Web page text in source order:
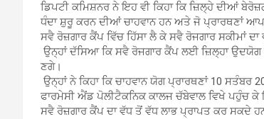
ਡਿਪਟੀ ਕਮਿਸ਼ਨਰ ਨੇ ਇਹ ਵੀ ਕਿਹਾ ਕਿ ਜ਼ਿਲ੍ਹੇ ਦੀਆਂ
ਧੰਦਾ ਸ਼ੁਰੂ ਕਰਨ ਦੀਆਂ ਚਾਹਵਾਨ ਹਨ ਅਤੇ ਜੋ ਪ੍ਰਾਰਥਣਾਂ
ਸਵੈ ਰੋਜ਼ਗਾਰ ਕੈਂਪ ਵਿੱਚ ਹਿੱਸਾ ਲੈ ਕੇ ਸਵੈ ਰੋਜਗਾਰ ਸਕੀਮਾਂ
ਉਨ੍ਹਾਂ ਦੱਸਿਆ ਕਿ ਸਵੈ ਰੋਜਗਾਰ ਕੈਂਪ ਲਈ ਜ਼ਿਲ੍ਹਾ
ਣਗੇ।
ਉਨ੍ਹਾਂ ਨੇ ਕਿਹਾ ਕਿ ਚਾਹਵਾਨ ਯੋਗ ਪ੍ਰਾਰਥਣਾਂ 10
ਫਾਰਮੇਸੀ ਐਂਡ ਪੋਲੀਟੈਕਨਿਕ ਕਾਲਜ ਚੱਬੇਵਾਲ ਵਿਖੇ ਪਹੁੰਚ
ਸਵੈ ਰੋਜ਼ਗਾਰ ਕੈਂਪ ਦਾ ਵੱਧ ਤੋਂ ਵੱਧ ਲਾਭ ਪ੍ਰਾਪਤ ਕਰ ਸਕਦੇ